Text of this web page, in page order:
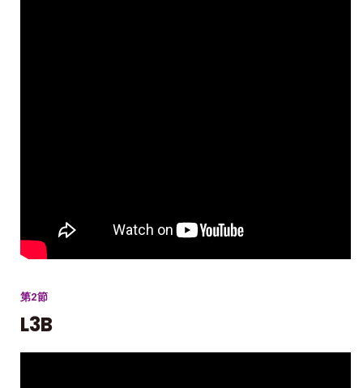
第2節
L3B